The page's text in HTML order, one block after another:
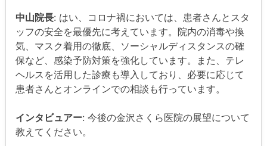
中山院長: はい、コロナ禍においては、患者さんとスタ
ッフの安全を最優先に考えています。院内の消毒や換
気、マスク着用の徹底、ソーシャルディスタンスの確
保など、感染予防対策を強化しています。また、テレ
ヘルスを活用した診療も導入しており、必要に応じて
患者さんとオンラインでの相談も行っています。
インタビュアー: 今後の金沢さくら医院の展望について
教えてください。